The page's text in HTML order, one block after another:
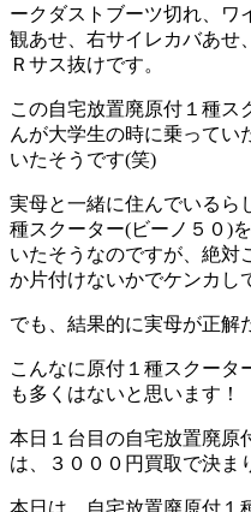
ークダストブーツ切れ、ワ
観あせ、右サイレカバあせ
Ｒサス抜けです。
この自宅放置廃原付１種ス
んが大学生の時に乗ってい
いたそうです(笑)
実母と一緒に住んでいるら
種スクーター(ビーノ５０)
いたそうなのですが、絶対
か片付けないかでケンカし
でも、結果的に実母が正解
こんなに原付１種スクータ
も多くはないと思います！
本日１台目の自宅放置廃原
は、３０００円買取で決
本日は、自宅放置廃原付１